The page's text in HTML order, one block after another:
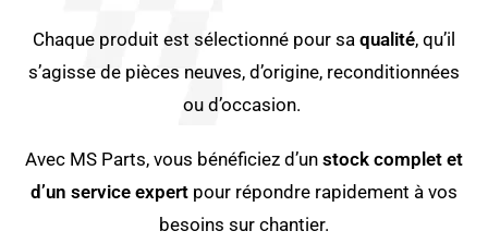
Chaque produit est sélectionné pour sa qualité, qu’il
s’agisse de pièces neuves, d’origine, reconditionnées
ou d’occasion.
Avec MS Parts, vous bénéficiez d’un stock complet et
d’un service expert pour répondre rapidement à vos
besoins sur chantier.